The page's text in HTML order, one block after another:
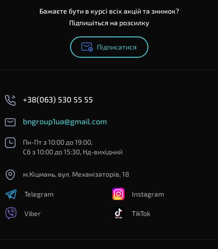
Бажаєте бути в курсі всіх акцій та знижок?
Підпишіться на розсилку
Підписатися
+38(063) 530 55 55
bngroup1ua@gmail.com
Пн-Пт з 10:00 до 19:00,
Сб з 10:00 до 15:30, Нд-вихідний
м.Кіцмань, вул. Механізаторів, 18
Telegram
Viber
Instagram
TikTok